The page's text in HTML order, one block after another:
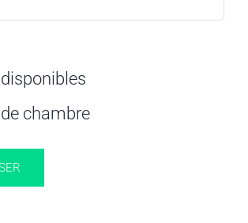
chambre